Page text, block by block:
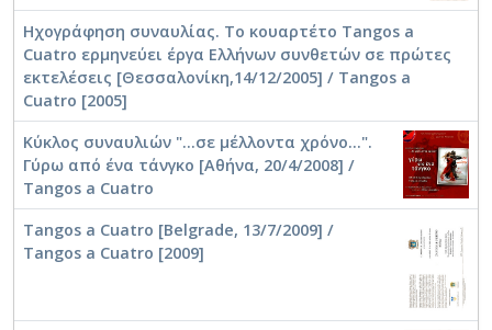
Ηχογράφηση συναυλίας. Το κουαρτέτο Tangos a
Cuatro ερμηνεύει έργα Ελλήνων συνθετών σε πρώτες
εκτελέσεις [Θεσσαλονίκη,14/12/2005] / Tangos a
Cuatro [2005]
Κύκλος συναυλιών "...σε μέλλοντα χρόνο...".
Γύρω από ένα τάνγκο [Αθήνα, 20/4/2008] /
Tangos a Cuatro
Tangos a Cuatro [Belgrade, 13/7/2009] /
Tangos a Cuatro [2009]